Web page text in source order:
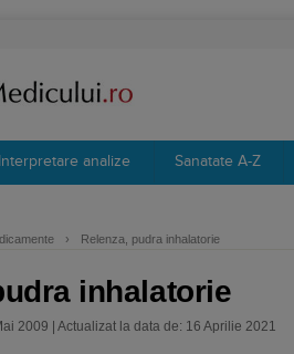
Interpretare analize Sanatate A-Z
› Relenza, pudra inhalatorie
inhalatorie
2009 | Actualizat la data de: 16 Aprilie 2021